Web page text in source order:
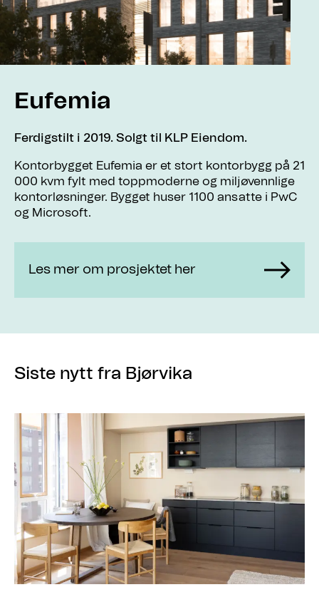
Eufemia
Ferdigstilt i 2019. Solgt til KLP Eiendom.
Kontorbygget Eufemia er et stort kontorbygg på 21
000 kvm fylt med toppmoderne og miljøvennlige
kontorløsninger. Bygget huser 1100 ansatte i PwC
og Microsoft.
Les mer om prosjektet her
Siste nytt fra Bjørvika